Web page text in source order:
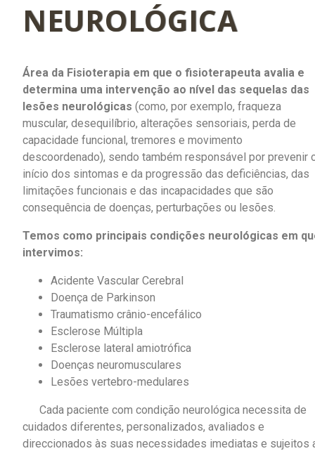
NEUROLÓGICA
Área da Fisioterapia em que o fisioterapeuta avalia e
determina uma intervenção ao nível das sequelas das
lesões neurológicas (como, por exemplo, fraqueza
muscular, desequilíbrio, alterações sensoriais, perda de
capacidade funcional, tremores e movimento
descoordenado), sendo também responsável por prevenir
início dos sintomas e da progressão das deficiências, das
limitações funcionais e das incapacidades que são
consequência de doenças, perturbações ou lesões.
Temos como principais condições neurológicas em
intervimos:
Acidente Vascular Cerebral
Doença de Parkinson
Traumatismo crânio-encefálico
Esclerose Múltipla
Esclerose lateral amiotrófica
Doenças neuromusculares
Lesões vertebro-medulares
Cada paciente com condição neurológica necessita de
cuidados diferentes, personalizados, avaliados e
direccionados às suas necessidades imediatas e sujeitos